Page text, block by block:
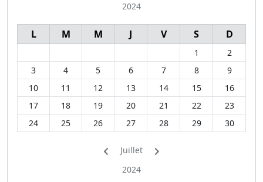
2024
L M M J V S D
1
2
3
4 5 6 7 8
9
10
11 12 13 14 15
16
17
18 19 20 21 22
23
24
25 26 27 28 29 30
Juillet
2024